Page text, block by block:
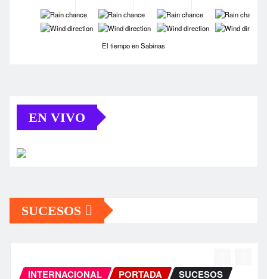
-
-
-
-
-
-
-
-
El tiempo en Sabinas
EN VIVO
SUCESOS
INTERNACIONAL PORTADA SUCESOS